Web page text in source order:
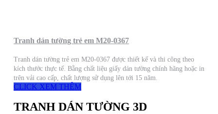
Tranh dán tường trẻ em M20-0367
Tranh dán tường trẻ em M20-0367 được thiết kế và thi công theo
kích thước thực tế. Bằng chất liệu giấy dán tường chính hãng hoặc in
trên vải cao cấp, chất lượng sử dụng lên tới 15 năm.
CLICK XEM THÊM
TRANH DÁN TƯỜNG 3D